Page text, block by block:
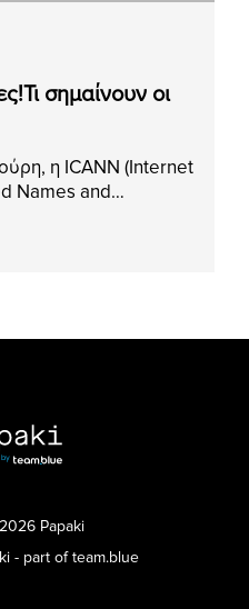
σημαίνουν οι
η ICANN (Internet
Names and…
Papaki
- part of team.blue